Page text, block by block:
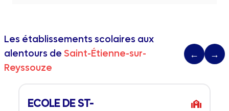
Les établissements scolaires aux
alentours de Saint-Étienne-sur-
Reyssouze
← →
ECOLE DE ST-